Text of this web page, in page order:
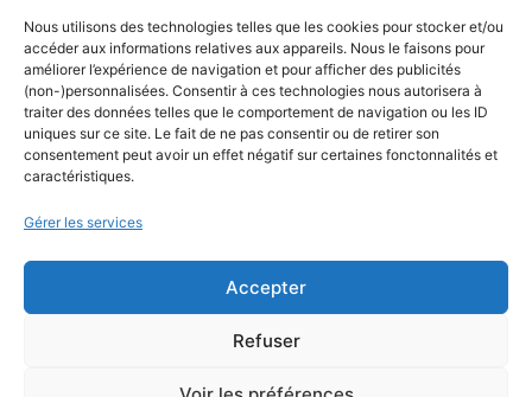
Nous utilisons des technologies telles que les cookies pour stocker et/ou
accéder aux informations relatives aux appareils. Nous le faisons pour
améliorer l’expérience de navigation et pour afficher des publicités
(non-)personnalisées. Consentir à ces technologies nous autorisera à
traiter des données telles que le comportement de navigation ou les ID
uniques sur ce site. Le fait de ne pas consentir ou de retirer son
consentement peut avoir un effet négatif sur certaines fonctonnalités et
caractéristiques.
Gérer les services
Accepter
Refuser
Formations
Newsletter
Équipe éditoriale
Politique éditoriale
Méthodologie de test
Transparence et affiliation
CritiquePlus dans les médias
Contactez-nous